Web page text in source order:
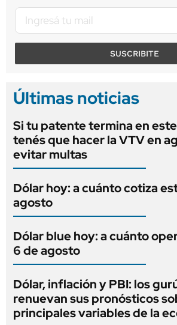
SUSCRIBITE
Últimas noticias
Si tu patente termina en
tenés que hacer la VTV en
evitar multas
Dólar hoy: a cuánto cotiza
agosto
Dólar blue hoy: a cuánto
6 de agosto
Dólar, inflación y PBI: los
renuevan sus pronósticos
principales variables de la